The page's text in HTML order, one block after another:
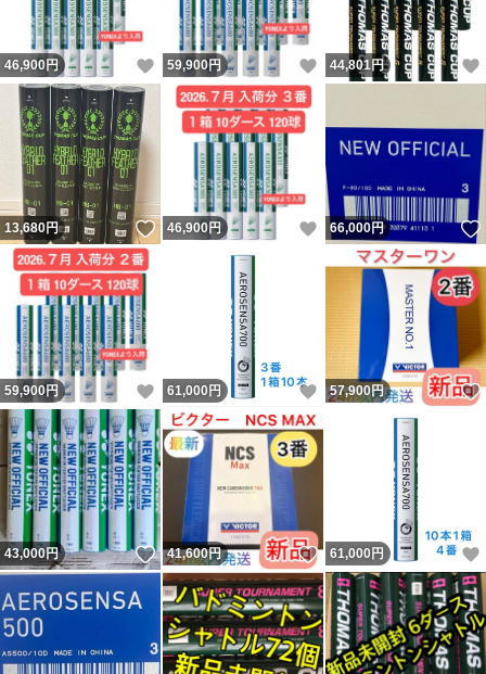
46,900円 いいね！
59,900円 いいね！
44,801円
13,680円 いいね！
46,900円 いいね！
66,000円
59,900円 いいね！
61,000 円 いいね！
57,900円
43,000円 いいね！
41,600円 いいね！
61,000 円